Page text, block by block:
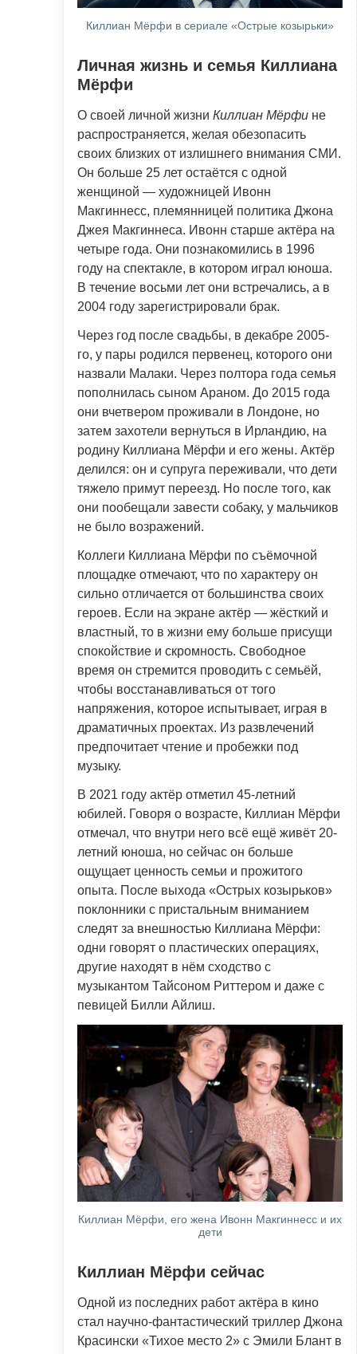
Киллиан Мёрфи в сериале «Острые козырьки»
Личная жизнь и семья Киллиана
Мёрфи
О своей личной жизни Киллиан Мёрфи не
распространяется, желая обезопасить
своих близких от излишнего внимания СМИ.
Он больше 25 лет остаётся с одной
женщиной — художницей Ивонн
Макгиннесс, племянницей политика Джона
Джея Макгиннеса. Ивонн старше актёра на
четыре года. Они познакомились в 1996
году на спектакле, в котором играл юноша.
В течение восьми лет они встречались, а в
2004 году зарегистрировали брак.
Через год после свадьбы, в декабре 2005-
го, у пары родился первенец, которого они
назвали Малаки. Через полтора года семья
пополнилась сыном Араном. До 2015 года
они вчетвером проживали в Лондоне, но
затем захотели вернуться в Ирландию, на
родину Киллиана Мёрфи и его жены. Актёр
делился: он и супруга переживали, что дети
тяжело примут переезд. Но после того, как
они пообещали завести собаку, у мальчиков
не было возражений.
Коллеги Киллиана Мёрфи по съёмочной
площадке отмечают, что по характеру он
сильно отличается от большинства своих
героев. Если на экране актёр — жёсткий и
властный, то в жизни ему больше присущи
спокойствие и скромность. Свободное
время он стремится проводить с семьёй,
чтобы восстанавливаться от того
напряжения, которое испытывает, играя в
драматичных проектах. Из развлечений
предпочитает чтение и пробежки под
музыку.
В 2021 году актёр отметил 45-летний
юбилей. Говоря о возрасте, Киллиан Мёрфи
отмечал, что внутри него всё ещё живёт 20-
летний юноша, но сейчас он больше
ощущает ценность семьи и прожитого
опыта. После выхода «Острых козырьков»
поклонники с пристальным вниманием
следят за внешностью Киллиана Мёрфи:
одни говорят о пластических операциях,
другие находят в нём сходство с
музыкантом Тайсоном Риттером и даже с
певицей Билли Айлиш.
Киллиан Мёрфи, его жена Ивонн Макгиннесс и их
дети
Киллиан Мёрфи сейчас
Одной из последних работ актёра в кино
стал научно-фантастический триллер Джона
Красински «Тихое место 2» с Эмили Блант в